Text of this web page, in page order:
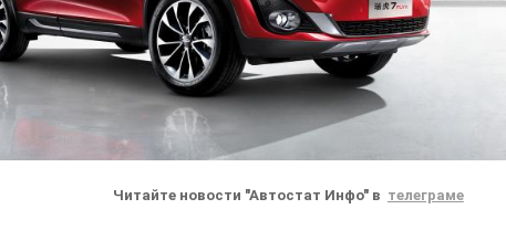
Читайте новости "Автостат Инфо" в телеграме